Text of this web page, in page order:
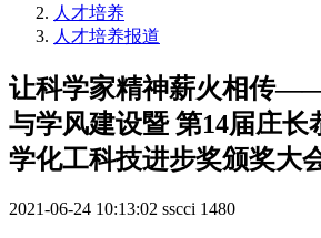
人才培养
人才培养报道
让科学家精神薪火相传
与学风建设暨 第14届庄长
学化工科技进步奖颁奖大
2021-06-24 10:13:02 sscci 1480